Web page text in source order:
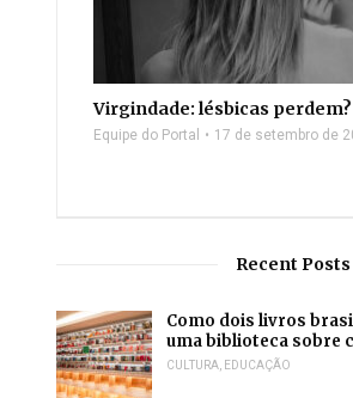
Virgindade: lésbicas perdem?
Equipe do Portal 17 de setembro de
Recent Posts
Como dois livros
uma biblioteca sobre
CULTURA, EDUCAÇÃO